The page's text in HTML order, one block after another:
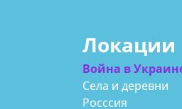
Локации
Война в
Села и деревни
Росссия